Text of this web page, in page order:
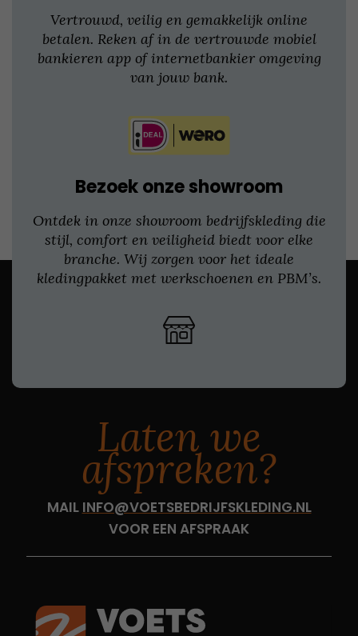
Vertrouwd, veilig en gemakkelijk online
betalen. Reken af in de vertrouwde mobiel
bankieren app of internetbankier omgeving
van jouw bank.
Bezoek onze showroom
Ontdek in onze showroom bedrijfskleding die
stijl, comfort en veiligheid biedt voor elke
branche. Wij zorgen voor het ideale
kledingpakket met werkschoenen en PBM’s.
Laten we
afspreken?
MAIL INFO@VOETSBEDRIJFSKLEDING.NL
VOOR EEN AFSPRAAK